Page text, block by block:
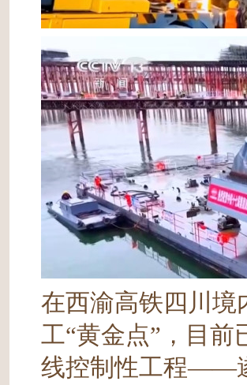
在西渝高铁四川境
工“黄金点”，目前
线控制性工程——